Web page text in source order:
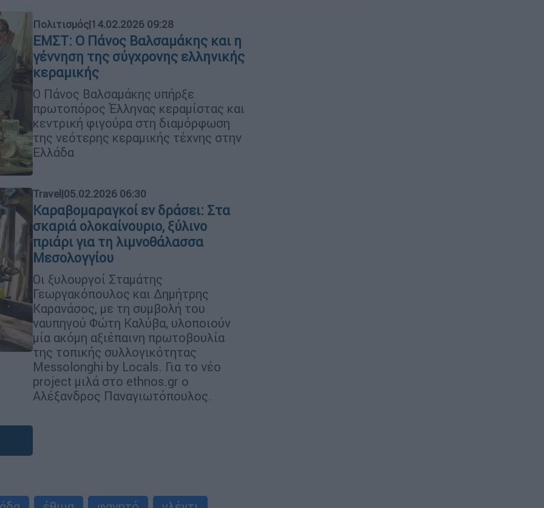
Πολιτισμός|14.02.2026 09:28
EMΣΤ: O Πάνος Βαλσαμάκης και η
γέννηση της σύγχρονης ελληνικής
κεραμικής
Ο Πάνος Βαλσαμάκης υπήρξε
πρωτοπόρος Έλληνας κεραμίστας και
κεντρική φιγούρα στη διαμόρφωση
της νεότερης κεραμικής τέχνης στην
Ελλάδα
Travel |05.02.2026 06:30
Καραβομαραγκοί εν δράσει: Στα
σκαριά ολοκαίνουριο, ξύλινο
πριάρι για τη λιμνοθάλασσα
Μεσολογγίου
Οι ξυλουργοί Σταμάτης
Γεωργακόπουλος και Δημήτρης
Καρανάσος, με τη συμβολή του
ναυπηγού Φώτη Καλύβα, υλοποιούν
μία ακόμη αξιέπαινη πρωτοβουλία
της τοπικής συλλογικότητας
Messolonghi by Locals. Για το νέο
project μιλά στο ethnos.gr ο
Αλέξανδρος Παναγιωτόπουλος.